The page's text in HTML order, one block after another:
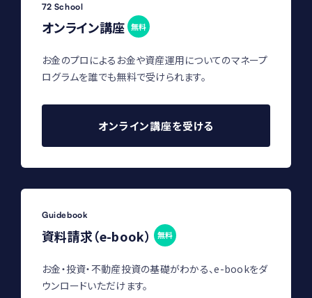
72 School
オンライン講座 無料
お金のプロによるお金や資産運用についてのマネープ
ログラムを誰でも無料で受けられます。
オンライン講座を受ける
Guidebook
資料請求（e-book） 無料
お金・投資・不動産投資の基礎がわかる、e-bookをダ
ウンロードいただけます。